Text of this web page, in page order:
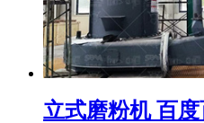
立式磨粉机 百